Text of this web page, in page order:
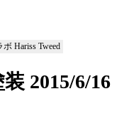
ボ Hariss Tweed
2015/6/16